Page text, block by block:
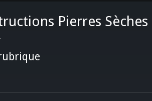
Pierres Sèches